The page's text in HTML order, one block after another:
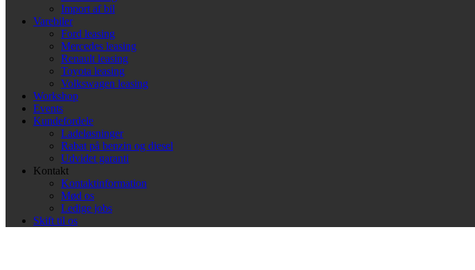
Import af bil
Varebiler
Ford leasing
Mercedes leasing
Renault leasing
Toyota leasing
Volkswagen leasing
Workshop
Events
Kundefordele
Ladeløsninger
Rabat på benzin og diesel
Udvidet garanti
Kontakt
Kontaktinformation
Mød os
Ledige jobs
Skift til os